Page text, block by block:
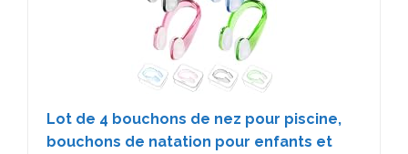
Lot de 4 bouchons de nez pour piscine,
bouchons de natation pour enfants et